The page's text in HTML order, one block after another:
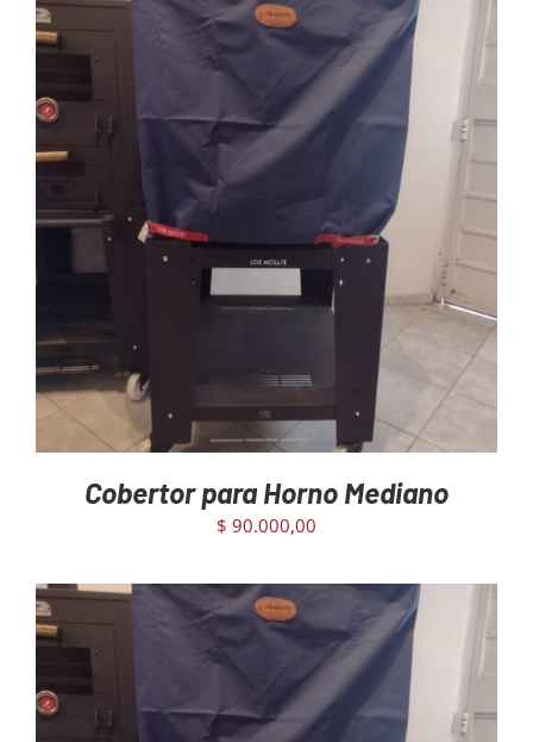
Carrito
AGREGAR AL CARRITO DETAILS
Cobertor para Horno Mediano
$ 90.000,00